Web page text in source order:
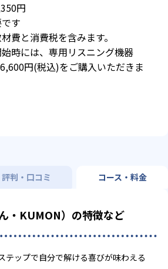
円
す
費と消費税を含みます。
時には、専用リスニング機器
6,600円(税込)をご購入いただきま
評判・口コミ コース・料金
・KUMON）の特徴など
テップで自分で解ける喜びが味わえる